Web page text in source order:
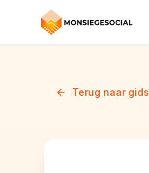
Terug naar gids